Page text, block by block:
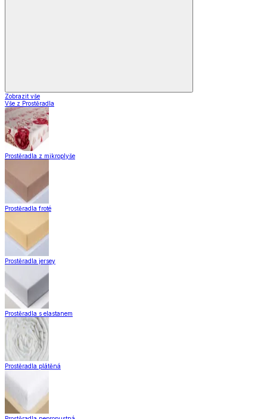
Zobrazit vše
Vše z Prostěradla
Prostěradla z mikroplyše
Prostěradla froté
Prostěradla jersey
Prostěradla s elastanem
Prostěradla plátěná